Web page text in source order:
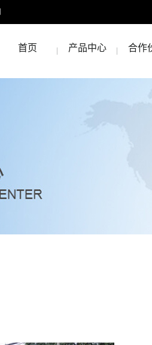
首页 产品中心 合作